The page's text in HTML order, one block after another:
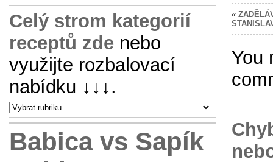
Celý strom kategorií
receptů zde nebo
využijte rozbalovací
nabídku ↓↓↓.
Babica vs Sapík
«
You